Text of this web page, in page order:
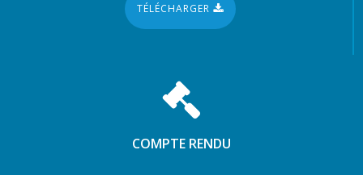
TÉLÉCHARGER
COMPTE RENDU